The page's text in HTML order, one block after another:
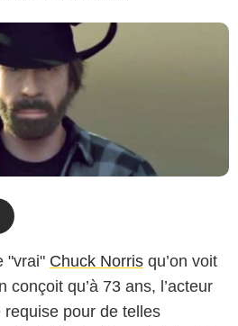
"vrai" Chuck Norris qu’on voit
conçoit qu’à 73 ans, l’acteur
pour de telles